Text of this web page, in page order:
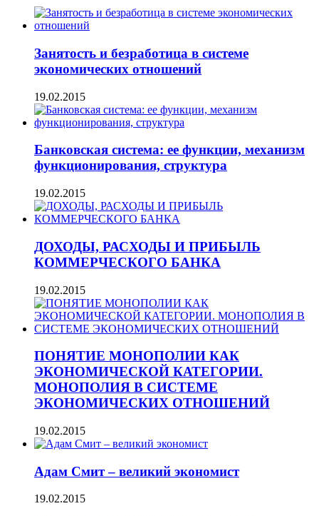
Занятость и безработица в системе
экономических отношений
19.02.2015
Банковская система: ее функции, механизм
функционирования, структура
19.02.2015
ДОХОДЫ, РАСХОДЫ И ПРИБЫЛЬ
КОММЕРЧЕСКОГО БАНКА
19.02.2015
ПОНЯТИЕ МОНОПОЛИИ КАК
ЭКОНОМИЧЕСКОЙ КАТЕГОРИИ.
МОНОПОЛИЯ В СИСТЕМЕ
ЭКОНОМИЧЕСКИХ ОТНОШЕНИЙ
19.02.2015
Адам Смит – великий экономист
19.02.2015